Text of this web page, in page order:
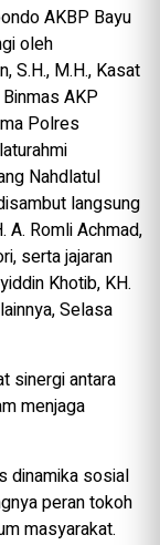
AKBP Bayu
oleh
S.H., M.H., Kasat
AKP
Polres
Nahdlatul
langsung
A. Romli Achmad,
serta jajaran
Khotib, KH.
Selasa
sinergi antara
menjaga
dinamika sosial
peran tokoh
masyarakat.